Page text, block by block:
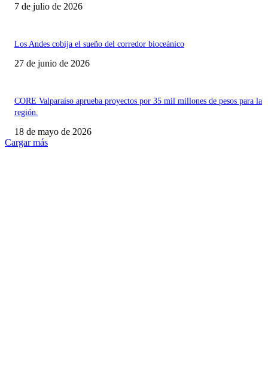
7 de julio de 2026
Los Andes cobija el sueño del corredor bioceánico
27 de junio de 2026
CORE Valparaíso aprueba proyectos por 35 mil millones de pesos para la
región.
18 de mayo de 2026
Cargar más